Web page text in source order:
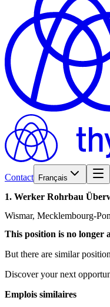
Contact Français
1. Werker Rohrbau
Wismar, Mecklembourg-
This position is no longer
But there are similar
Discover your next
Emplois similaires